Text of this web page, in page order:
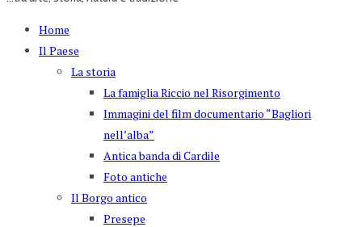
Home
Il Paese
La storia
La famiglia Riccio nel Risorgimento
Immagini del film documentario “Bagliori
nell’alba”
Antica banda di Cardile
Foto antiche
Il Borgo antico
Presepe